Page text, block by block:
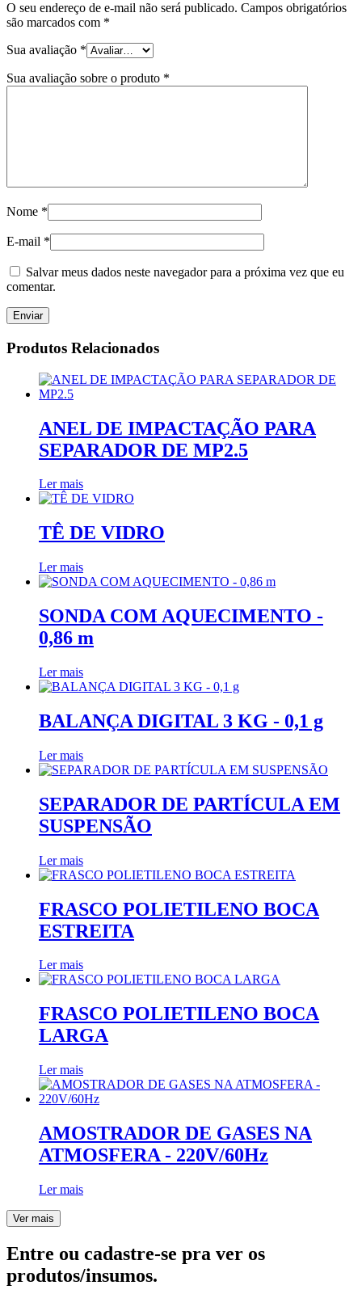
O seu endereço de e-mail não será publicado. Campos obrigatórios
são marcados com *
Sua avaliação *
Sua avaliação sobre o produto *
Nome *
E-mail *
Salvar meus dados neste navegador para a próxima vez que eu
comentar.
Produtos Relacionados
ANEL DE IMPACTAÇÃO PARA
SEPARADOR DE MP2.5
Ler mais
TÊ DE VIDRO
Ler mais
SONDA COM AQUECIMENTO -
0,86 m
Ler mais
BALANÇA DIGITAL 3 KG - 0,1 g
Ler mais
SEPARADOR DE PARTÍCULA EM
SUSPENSÃO
Ler mais
FRASCO POLIETILENO BOCA
ESTREITA
Ler mais
FRASCO POLIETILENO BOCA
LARGA
Ler mais
AMOSTRADOR DE GASES NA
ATMOSFERA - 220V/60Hz
Ler mais
Ver mais
Entre ou cadastre-se pra ver os
produtos/insumos.